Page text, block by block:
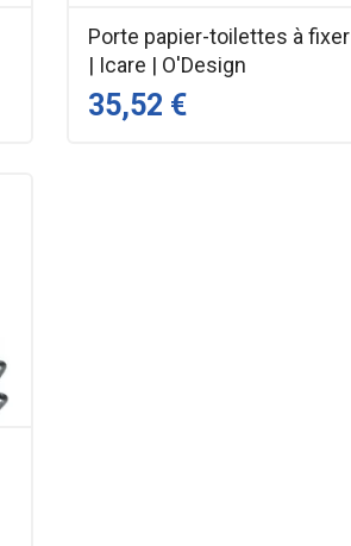
Porte papier-toilettes à fixer
| Icare | O'Design
35,52 €